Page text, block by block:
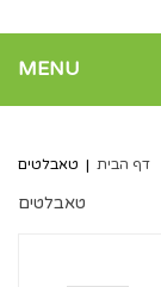
MENU
דף הבית | טאבלטים
טאבלטים